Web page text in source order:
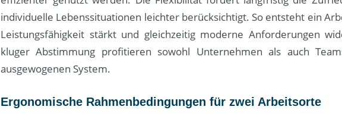
individuelle Lebenssituationen leichter berücksichtigt. So entsteht ein
Leistungsfähigkeit stärkt und gleichzeitig moderne Anforderungen
kluger Abstimmung profitieren sowohl Unternehmen als auch
ausgewogenen System.
Ergonomische Rahmenbedingungen für zwei Arbeitsorte